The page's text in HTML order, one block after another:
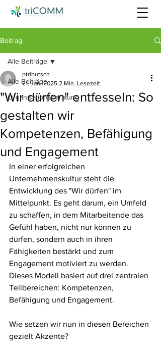
Beitrag
Alle Beiträge
Organisationsberatung
Alle Beiträge
"Wir dürfen" entfesseln: So
gestalten wir
Kompetenzen, Befähigung
und Engagement
ptributsch
21. Jan. 2025 2 Min. Lesezeit
In einer erfolgreichen
Unternehmenskultur steht die
Entwicklung des "Wir dürfen" im
Mittelpunkt. Es geht darum, ein Umfeld
zu schaffen, in dem Mitarbeitende das
Gefühl haben, nicht nur können zu
dürfen, sondern auch in ihren
Fähigkeiten bestärkt und zum
Engagement motiviert zu werden.
Dieses Modell basiert auf drei zentralen
Teilbereichen: Kompetenzen,
Befähigung und Engagement.
Wie setzen wir nun in diesen Bereichen
gezielt Akzente?